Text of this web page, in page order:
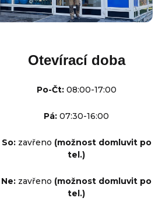
Otevírací doba
Po-Čt:08:00-17:00
Pá: 07:30-16:00
So:zavřeno (možnost domluvit po
tel.)
Ne: zavřeno (možnost domluvit po
tel.)